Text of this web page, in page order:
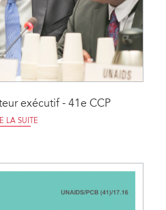
exécutif - 41e CCP
LA SUITE